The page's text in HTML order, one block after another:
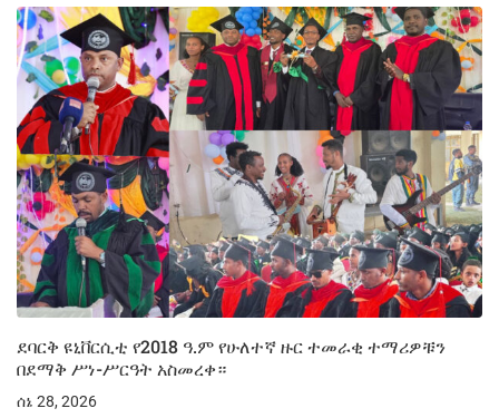
ደባርቅ ዩኒቨርሲቲ የ2018 ዓ.ም የሁለተኛ ዙር ተመራቂ ተማሪዎቹን
በደማቅ ሥነ-ሥርዓት አስመረቀ።
ሰኔ 28, 2026